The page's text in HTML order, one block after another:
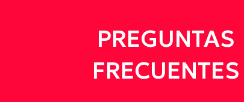
PREGUNTAS
FRECUENTES